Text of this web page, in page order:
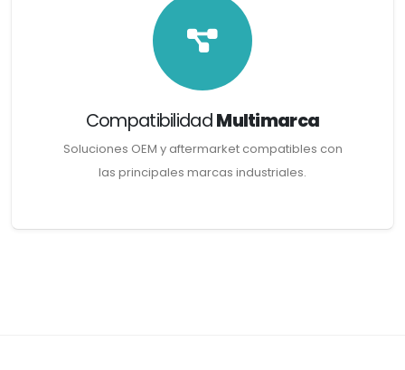
CompatibilidadMultimarca
Soluciones OEM y aftermarket compatibles con
las principales marcas industriales.